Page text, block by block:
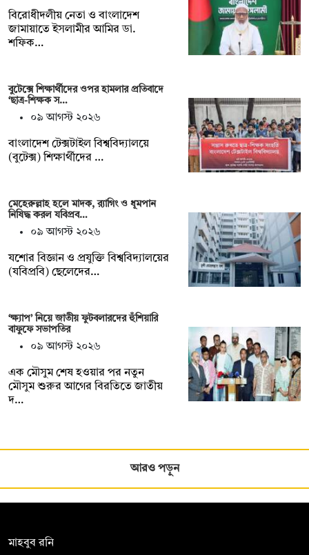
বিরোধীদলীয় নেতা ও বাংলাদেশ
জামায়াতে ইসলামীর আমির ডা.
শফিক…
বুটেক্সে শিক্ষার্থীদের ওপর হামলার প্রতিবাদে
‘ছাত্র-শিক্ষক স…
০৯ আগস্ট ২০২৬
বাংলাদেশ টেক্সটাইল বিশ্ববিদ্যালয়ে
(বুটেক্স) শিক্ষার্থীদের …
মেহেরুল্লাহ হলে মাদক, র‍্যাগিং ও ধূমপান
নিষিদ্ধ করল যবিপ্রব…
০৯ আগস্ট ২০২৬
যশোর বিজ্ঞান ও প্রযুক্তি বিশ্ববিদ্যালয়ের
(যবিপ্রবি) ছেলেদের…
‘ক্ষ্যাপ’ নিয়ে জাতীয় ফুটবলারদের হুঁশিয়ারি
বাফুফে সভাপতির
০৯ আগস্ট ২০২৬
এক মৌসুম শেষ হওয়ার পর নতুন
মৌসুম শুরুর আগের বিরতিতে জাতীয়
দ…
আরও পড়ুন
মাহবুব রনি